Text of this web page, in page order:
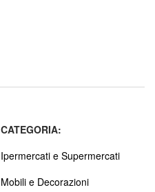
CATEGORIA:
Ipermercati e Supermercati
Mobili e Decorazioni